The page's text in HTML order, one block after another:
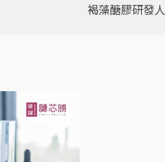
褐藻醣膠研發人